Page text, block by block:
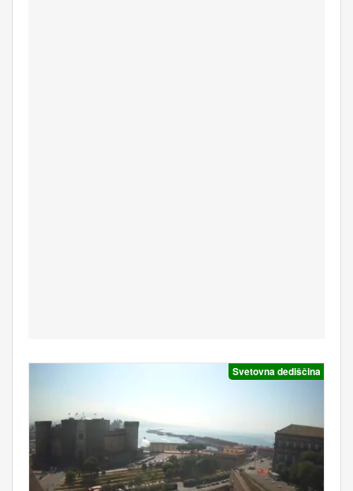
Svetovna dediščina